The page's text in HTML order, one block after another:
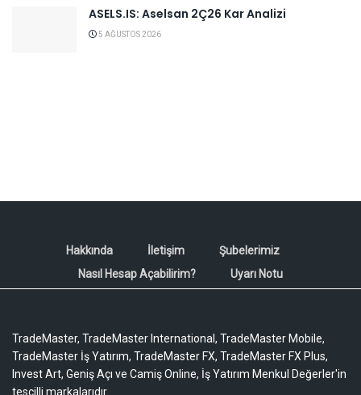
ASELS.IS: Aselsan 2Ç26 Kar Analizi
5 AĞUSTOS 2026
Hakkında İletişim
Şubelerimiz
Nasıl Hesap Açabilirim?
Uyarı Notu
TradeMaster, TradeMaster International, TradeMaster Mobile,
TradeMaster İş Yatırım, TradeMaster FX, TradeMaster FX Plus,
Invest Art, Geniş Açı ve Camiş Online, İş Yatırım Menkul Değerler'in
tescilli markalarıdır.